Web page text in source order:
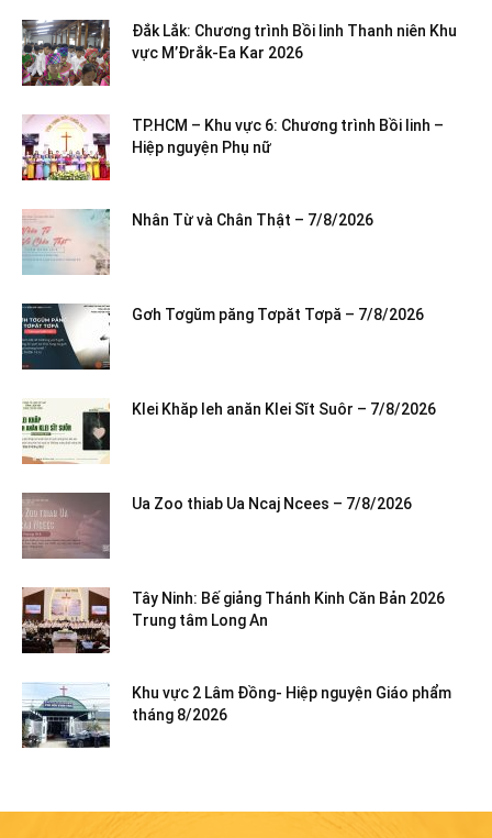
Đắk Lắk: Chương trình Bồi linh Thanh niên Khu
vực M’Đrắk-Ea Kar 2026
TP.HCM – Khu vực 6: Chương trình Bồi linh –
Hiệp nguyện Phụ nữ
Nhân Từ và Chân Thật – 7/8/2026
Gơh Tơgŭm păng Tơpăt Tơpă – 7/8/2026
Klei Khăp leh anăn Klei Sĭt Suôr – 7/8/2026
Ua Zoo thiab Ua Ncaj Ncees – 7/8/2026
Tây Ninh: Bế giảng Thánh Kinh Căn Bản 2026
Trung tâm Long An
Khu vực 2 Lâm Đồng- Hiệp nguyện Giáo phẩm
tháng 8/2026